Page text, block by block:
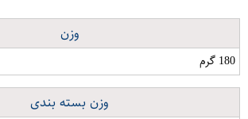
وزن
180 گرم
وزن بسته بندی